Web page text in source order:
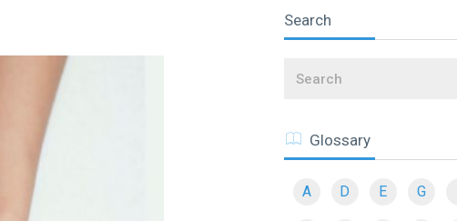
Search
Glossary
A D E G